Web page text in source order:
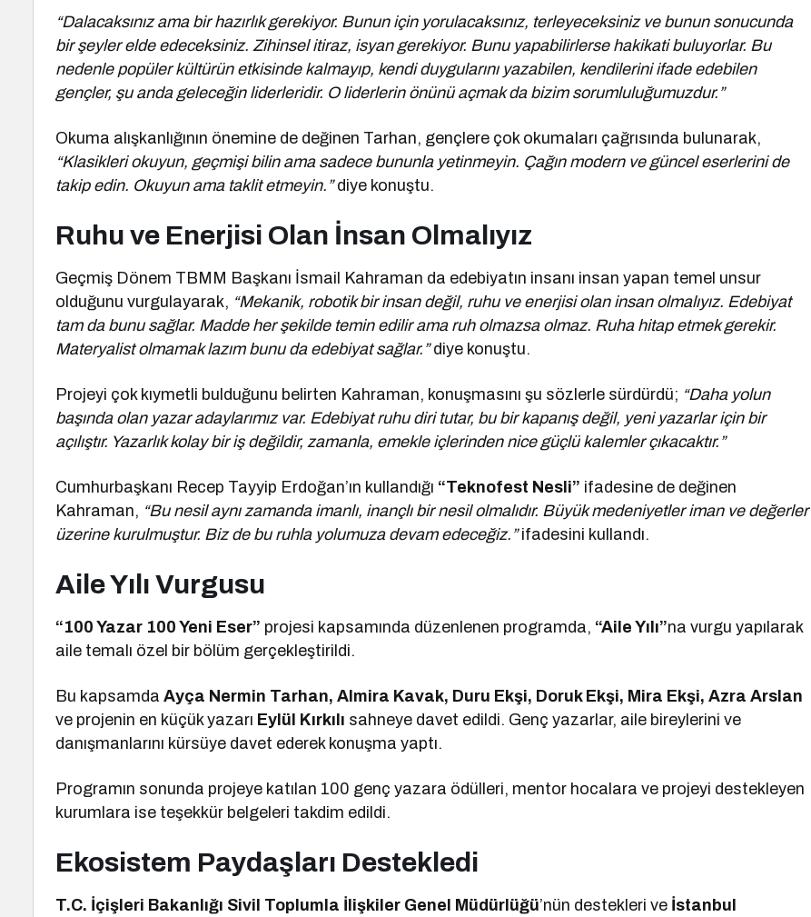
“Dalacaksınız ama bir hazırlık gerekiyor. Bunun için yorulacaksınız, terleyeceksiniz ve bunun sonucunda
bir şeyler elde edeceksiniz. Zihinsel itiraz, isyan gerekiyor. Bunu yapabilirlerse hakikati buluyorlar. Bu
nedenle popüler kültürün etkisinde kalmayıp, kendi duygularını yazabilen, kendilerini ifade edebilen
gençler, şu anda geleceğin liderleridir. O liderlerin önünü açmak da bizim sorumluluğumuzdur.”
Okuma alışkanlığının önemine de değinen Tarhan, gençlere çok okumaları çağrısında bulunarak,
“Klasikleri okuyun, geçmişi bilin ama sadece bununla yetinmeyin. Çağın modern ve güncel eserlerini de
takip edin. Okuyun ama taklit etmeyin.”diye konuştu.
Ruhu ve Enerjisi Olan İnsan Olmalıyız
Geçmiş Dönem TBMM Başkanı İsmail Kahraman da edebiyatın insanı insan yapan temel unsur
olduğunu vurgulayarak, “Mekanik, robotik bir insan değil, ruhu ve enerjisi olan insan olmalıyız. Edebiyat
tam da bunu sağlar. Madde her şekilde temin edilir ama ruh olmazsa olmaz. Ruha hitap etmek gerekir.
Materyalist olmamak lazım bunu da edebiyat sağlar.”diye konuştu.
Projeyi çok kıymetli bulduğunu belirten Kahraman, konuşmasını şu sözlerle sürdürdü; “Daha yolun
başında olan yazar adaylarımız var. Edebiyat ruhu diri tutar, bu bir kapanış değil, yeni yazarlar için bir
açılıştır. Yazarlık kolay bir iş değildir, zamanla, emekle içlerinden nice güçlü kalemler çıkacaktır.”
Cumhurbaşkanı Recep Tayyip Erdoğan’ın kullandığı “Teknofest Nesli” ifadesine de değinen
Kahraman, “Bu nesil aynı zamanda imanlı, inançlı bir nesil olmalıdır. Büyük medeniyetler iman ve değerler
üzerine kurulmuştur. Biz de bu ruhla yolumuza devam edeceğiz.”ifadesini kullandı.
Aile Yılı Vurgusu
“100 Yazar 100 Yeni Eser” projesi kapsamında düzenlenen programda, “Aile Yılı”na vurgu yapılarak
aile temalı özel bir bölüm gerçekleştirildi.
Bu kapsamdaAyça Nermin Tarhan, Almira Kavak, Duru Ekşi, Doruk Ekşi, Mira Ekşi, Azra Arslan
ve projenin en küçük yazarı Eylül Kırkılı sahneye davet edildi. Genç yazarlar, aile bireylerini ve
danışmanlarını kürsüye davet ederek konuşma yaptı.
Programın sonunda projeye katılan 100 genç yazara ödülleri, mentor hocalara ve projeyi destekleyen
kurumlara ise teşekkür belgeleri takdim edildi.
Ekosistem Paydaşları Destekledi
T.C. İçişleri Bakanlığı Sivil Toplumla İlişkiler Genel Müdürlüğü’nün destekleri ve İstanbul